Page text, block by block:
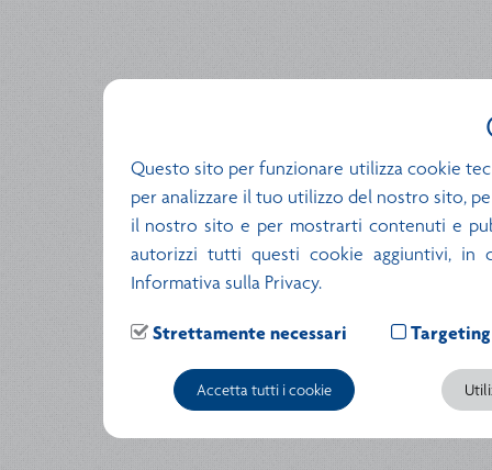
Questo sito per funzionare utilizza cookie
per analizzare il tuo utilizzo del nostro sito,
il nostro sito e per mostrarti contenuti e
autorizzi tutti questi cookie aggiuntivi, in
Informativa sulla Privacy.
Strettamente necessari Targeting
Accetta tutti i cookie